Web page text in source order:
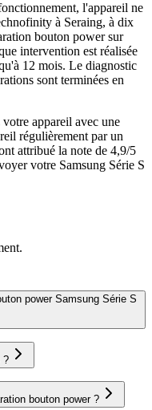
l'appareil ne
à Seraing, à dix
bouton powersur
intervention est réalisée
12 mois. Le diagnostic
sont terminées en
votre appareil avec une
régulièrement par un
attribué la note de 4,9/5
votre Samsung Série S
power Samsung Série S
?
bouton power ?